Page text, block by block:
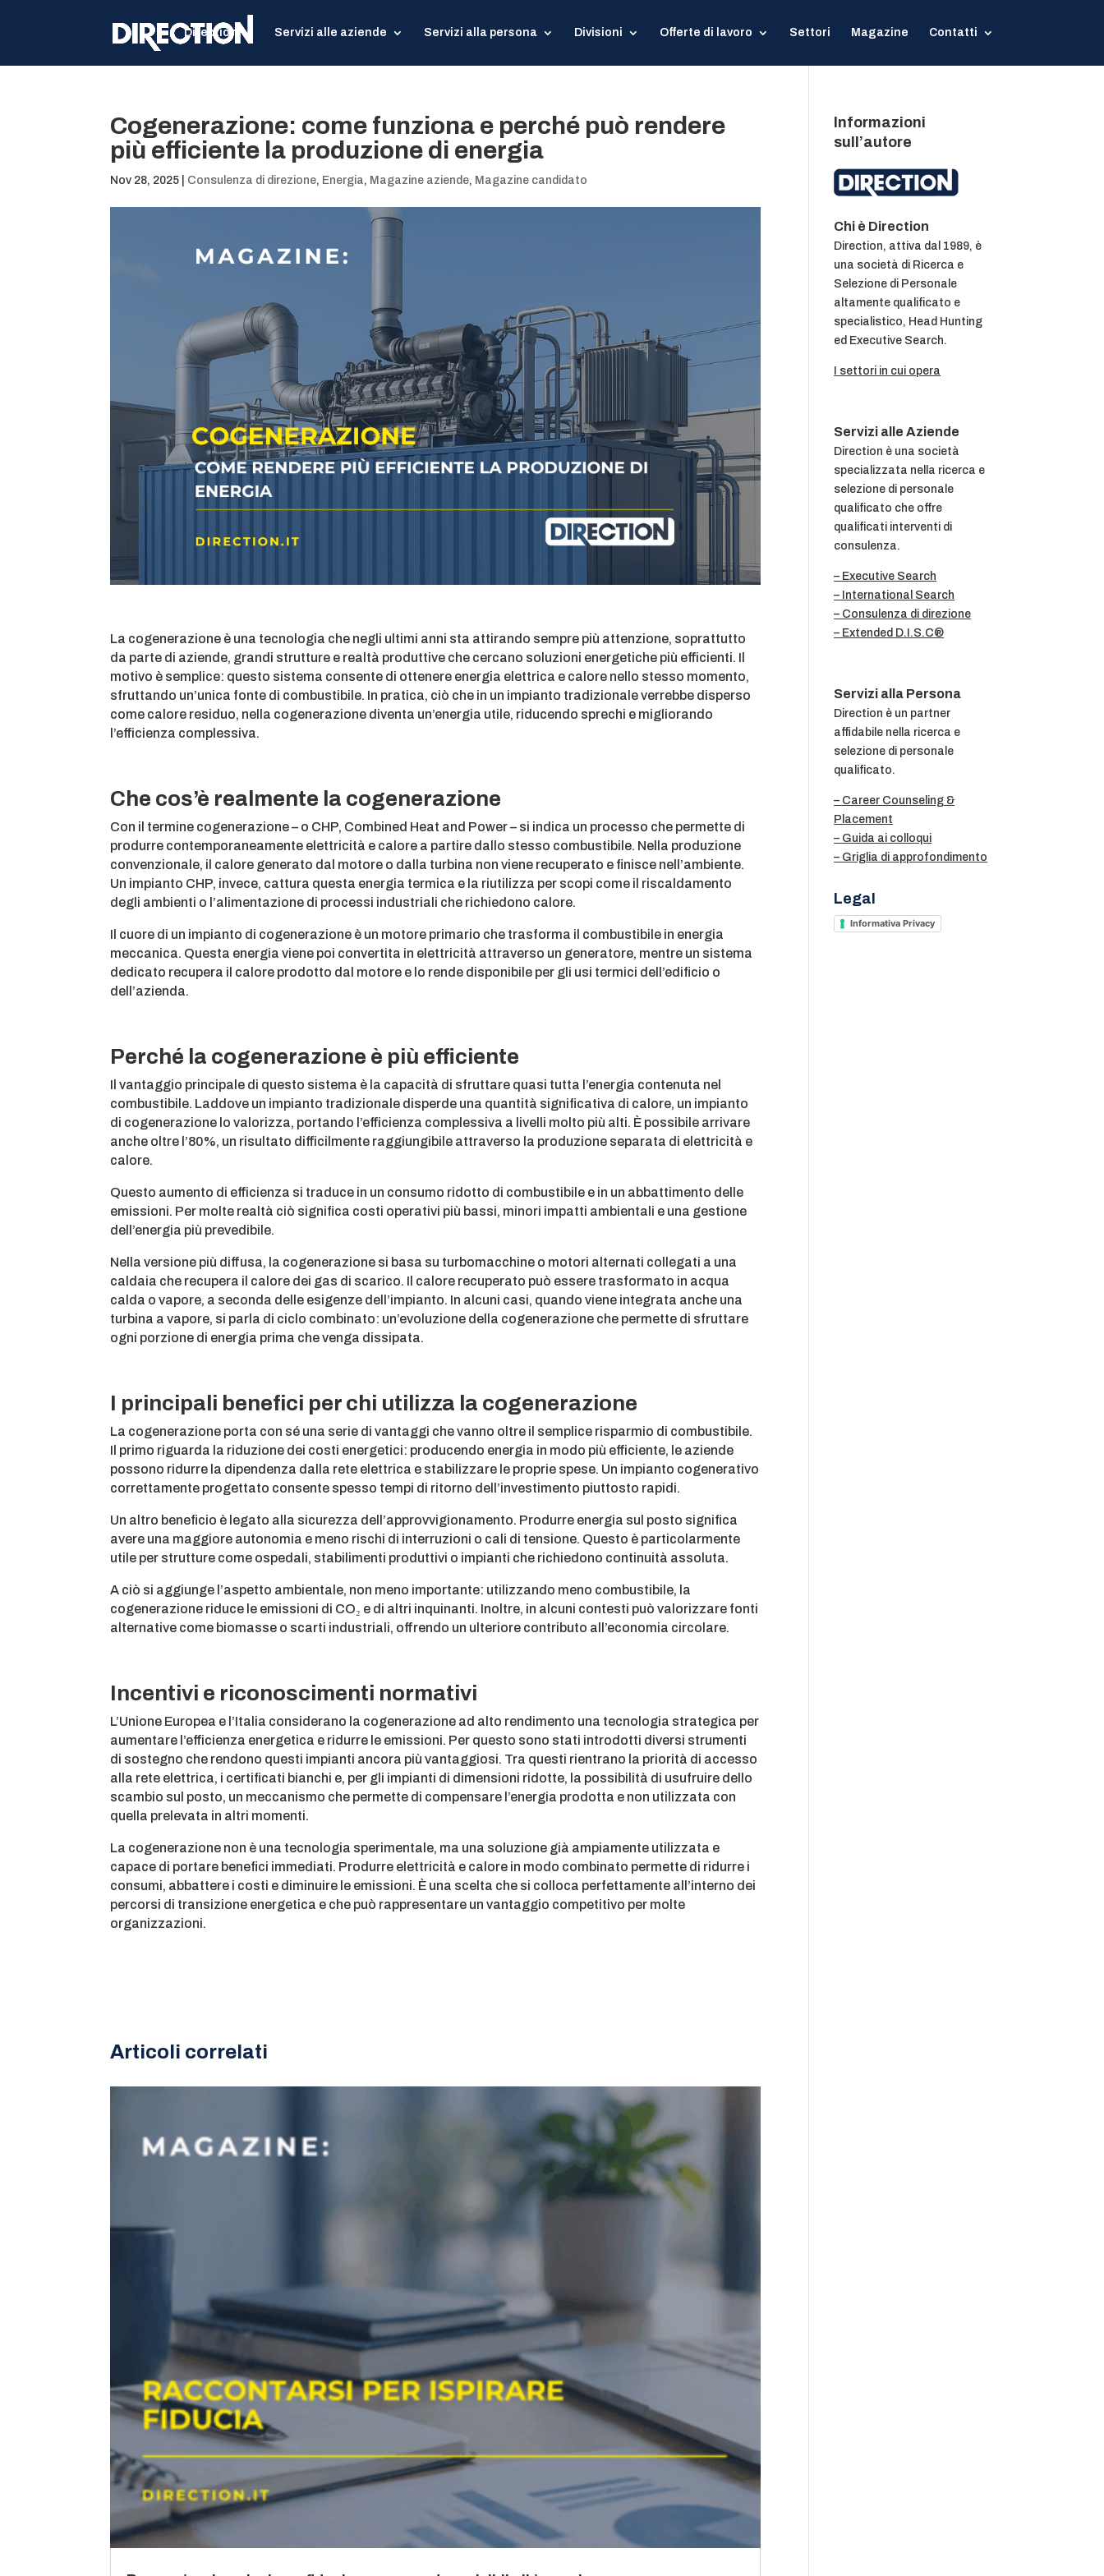
Direction Servizi alle aziende Servizi alla persona Divisioni Offerte di lavoro Settori Magazine Contatti
Cogenerazione: come funziona e perché può rendere
più efficiente la produzione di energia
Nov 28, 2025 Consulenza di direzione, Energia, Magazine aziende, Magazine candidato
La cogenerazione è una tecnologia che negli ultimi anni sta attirando sempre più attenzione, soprattutto
da parte di aziende, grandi strutture e realtà produttive che cercano soluzioni energetiche più efficienti. Il
motivo è semplice: questo sistema consente di ottenere energia elettrica e calore nello stesso momento,
sfruttando un’unica fonte di combustibile. In pratica, ciò che in un impianto tradizionale verrebbe disperso
come calore residuo, nella cogenerazione diventa un’energia utile, riducendo sprechi e migliorando
l’efficienza complessiva.
Che cos’è realmente la cogenerazione
Con il termine cogenerazione – o CHP, Combined Heat and Power – si indica un processo che permette di
produrre contemporaneamente elettricità e calore a partire dallo stesso combustibile. Nella produzione
convenzionale, il calore generato dal motore o dalla turbina non viene recuperato e finisce nell’ambiente.
Un impianto CHP, invece, cattura questa energia termica e la riutilizza per scopi come il riscaldamento
degli ambienti o l’alimentazione di processi industriali che richiedono calore.
Il cuore di un impianto di cogenerazione è un motore primario che trasforma il combustibile in energia
meccanica. Questa energia viene poi convertita in elettricità attraverso un generatore, mentre un sistema
dedicato recupera il calore prodotto dal motore e lo rende disponibile per gli usi termici dell’edificio o
dell’azienda.
Perché la cogenerazione è più efficiente
Il vantaggio principale di questo sistema è la capacità di sfruttare quasi tutta l’energia contenuta nel
combustibile. Laddove un impianto tradizionale disperde una quantità significativa di calore, un impianto
di cogenerazione lo valorizza, portando l’efficienza complessiva a livelli molto più alti. È possibile arrivare
anche oltre l’80%, un risultato difficilmente raggiungibile attraverso la produzione separata di elettricità e
calore.
Questo aumento di efficienza si traduce in un consumo ridotto di combustibile e in un abbattimento delle
emissioni. Per molte realtà ciò significa costi operativi più bassi, minori impatti ambientali e una gestione
dell’energia più prevedibile.
Nella versione più diffusa, la cogenerazione si basa su turbomacchine o motori alternati collegati a una
caldaia che recupera il calore dei gas di scarico. Il calore recuperato può essere trasformato in acqua
calda o vapore, a seconda delle esigenze dell’impianto. In alcuni casi, quando viene integrata anche una
turbina a vapore, si parla di ciclo combinato: un’evoluzione della cogenerazione che permette di sfruttare
ogni porzione di energia prima che venga dissipata.
I principali benefici per chi utilizza la cogenerazione
La cogenerazione porta con sé una serie di vantaggi che vanno oltre il semplice risparmio di combustibile.
Il primo riguarda la riduzione dei costi energetici: producendo energia in modo più efficiente, le aziende
possono ridurre la dipendenza dalla rete elettrica e stabilizzare le proprie spese. Un impianto cogenerativo
correttamente progettato consente spesso tempi di ritorno dell’investimento piuttosto rapidi.
Un altro beneficio è legato alla sicurezza dell’approvvigionamento. Produrre energia sul posto significa
avere una maggiore autonomia e meno rischi di interruzioni o cali di tensione. Questo è particolarmente
utile per strutture come ospedali, stabilimenti produttivi o impianti che richiedono continuità assoluta.
A ciò si aggiunge l’aspetto ambientale, non meno importante: utilizzando meno combustibile, la
cogenerazione riduce le emissioni di CO₂ e di altri inquinanti. Inoltre, in alcuni contesti può valorizzare fonti
alternative come biomasse o scarti industriali, offrendo un ulteriore contributo all’economia circolare.
Incentivi e riconoscimenti normativi
L’Unione Europea e l’Italia considerano la cogenerazione ad alto rendimento una tecnologia strategica per
aumentare l’efficienza energetica e ridurre le emissioni. Per questo sono stati introdotti diversi strumenti
di sostegno che rendono questi impianti ancora più vantaggiosi. Tra questi rientrano la priorità di accesso
alla rete elettrica, i certificati bianchi e, per gli impianti di dimensioni ridotte, la possibilità di usufruire dello
scambio sul posto, un meccanismo che permette di compensare l’energia prodotta e non utilizzata con
quella prelevata in altri momenti.
La cogenerazione non è una tecnologia sperimentale, ma una soluzione già ampiamente utilizzata e
capace di portare benefici immediati. Produrre elettricità e calore in modo combinato permette di ridurre i
consumi, abbattere i costi e diminuire le emissioni. È una scelta che si colloca perfettamente all’interno dei
percorsi di transizione energetica e che può rappresentare un vantaggio competitivo per molte
organizzazioni.
Articoli correlati
Informazioni
sull’autore
Chi è Direction
Direction, attiva dal 1989, è
una società di Ricerca e
Selezione di Personale
altamente qualificato e
specialistico, Head Hunting
ed Executive Search.
I settori in cui opera
Servizi alle Aziende
Direction è una società
specializzata nella ricerca e
selezione di personale
qualificato che offre
qualificati interventi di
consulenza.
– Executive Search
– International Search
– Consulenza di direzione
– Extended D.I.S.C®
Servizi alla Persona
Direction è un partner
affidabile nella ricerca e
selezione di personale
qualificato.
– Career Counseling &
Placement
– Guida ai colloqui
– Griglia di approfondimento
Legal
Informativa Privacy